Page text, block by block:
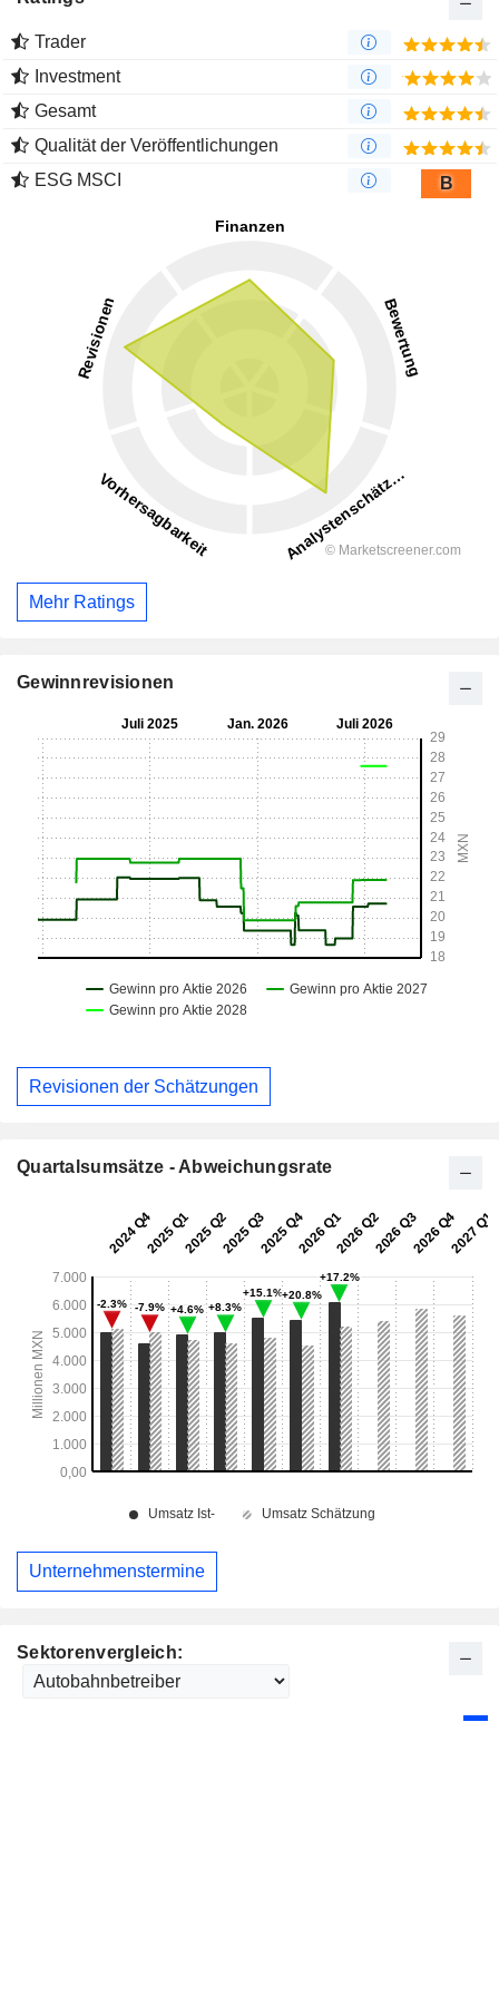
Sektorenvergleich:
Trader
Investment
Gesamt
Qualität der Veröffentlichungen
ESG MSCI
B
Mehr Ratings
Gewinnrevisionen
Revisionen der Schätzungen
Quartalsumsätze - Abweichungsrate
Unternehmenstermine